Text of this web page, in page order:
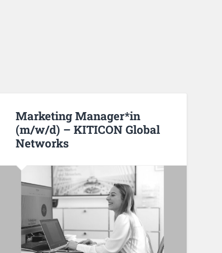
Marketing Manager*in
(m/w/d) – KITICON Global
Networks